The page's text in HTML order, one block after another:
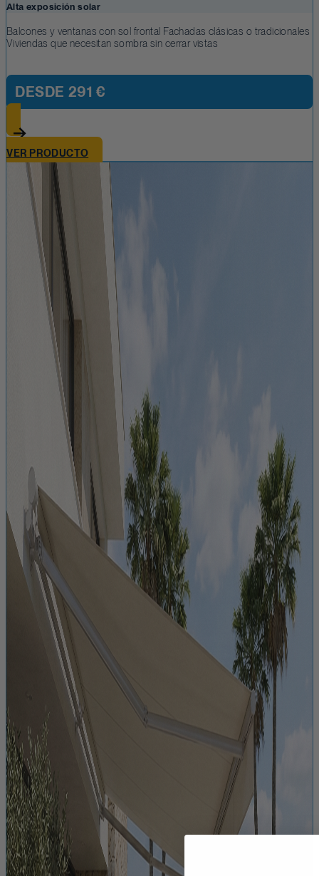
Alta exposición solar
Balcones y ventanas con sol frontal Fachadas clásicas o tradicionales
Viviendas que necesitan sombra sin cerrar vistas
DESDE 291 €
VER PRODUCTO